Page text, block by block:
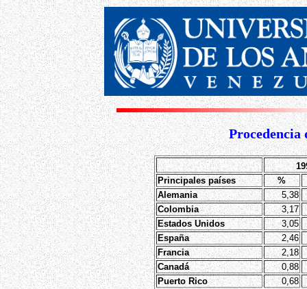
Procedencia
Principales países
%
Alemania
5,38
Colombia
3,17
Estados Unidos
3,05
España
2,46
Francia
2,18
Canadá
0,88
Puerto Rico
0,68